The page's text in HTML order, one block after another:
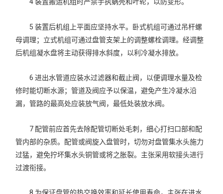
5 装置后机组上平面应坚持水平。卧式机组可通过吊杆螺
母调理；立式机组可通过盘管支架上的调整螺栓调理。经调整
后机组凝水盘将主动获得排水斜度，以利冷凝水排放。
6 进出水管道应装水过滤器和截止阀，以便调理水量及检
修时能切断水源；管道及阀应予以保温，避免产生冷凝水沿
漏，管路的最高处应装放气阀，最低处装放水阀。
7 配管前应首先去除配管切断处毛刺，细心打扫口部和配
管内部的杂质。配管或阀旋入盘管时，切勿对盘管集水头施力
过猛，避免拧坏集水头铜管或将之胀裂。主张采用软接头进行
过渡衔接。